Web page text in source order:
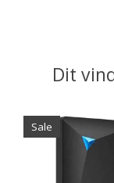
Dit
Items van
Sale